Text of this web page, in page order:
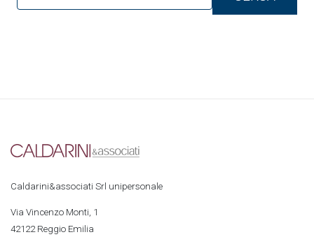
Caldarini&associati Srl unipersonale
Via Vincenzo Monti, 1
42122 Reggio Emilia